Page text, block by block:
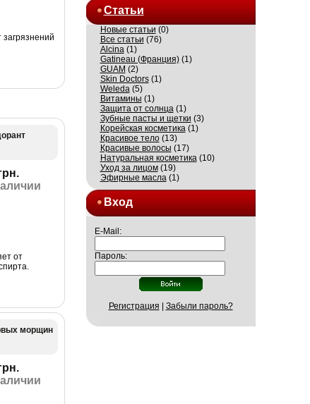
от
морщин
Статьи
Новые статьи (0)
Все статьи (76)
Alcina(1)
Gatineau (Франция)(1)
GUAM (2)
Skin Doctors(1)
Weleda(5)
Витамины (1)
Защита от солнца(1)
Зубные пасты и щетки (3)
Корейская косметика(1)
Красивое тело(13)
Красивые волосы (17)
Натуральная косметика(10)
Уход за лицом(19)
Эфирные масла(1)
Вход
E-Mail:
Пароль:
Регистрация Забыли пароль?